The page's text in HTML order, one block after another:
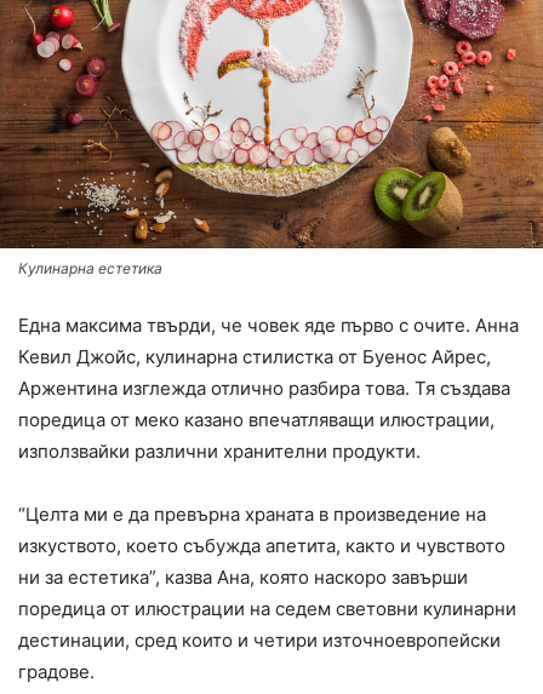
Кулинарна естетика
Една максима твърди, че човек яде първо с очите. Анна
Кевил Джойс, кулинарна стилистка от Буенос Айрес,
Аржентина изглежда отлично разбира това. Тя създава
поредица от меко казано впечатляващи илюстрации,
използвайки различни хранителни продукти.
“Целта ми е да превърна храната в произведение на
изкуството, което събужда апетита, както и чувството
ни за естетика”, казва Ана, която наскоро завърши
поредица от илюстрации на седем световни кулинарни
дестинации, сред които и четири източноевропейски
градове.